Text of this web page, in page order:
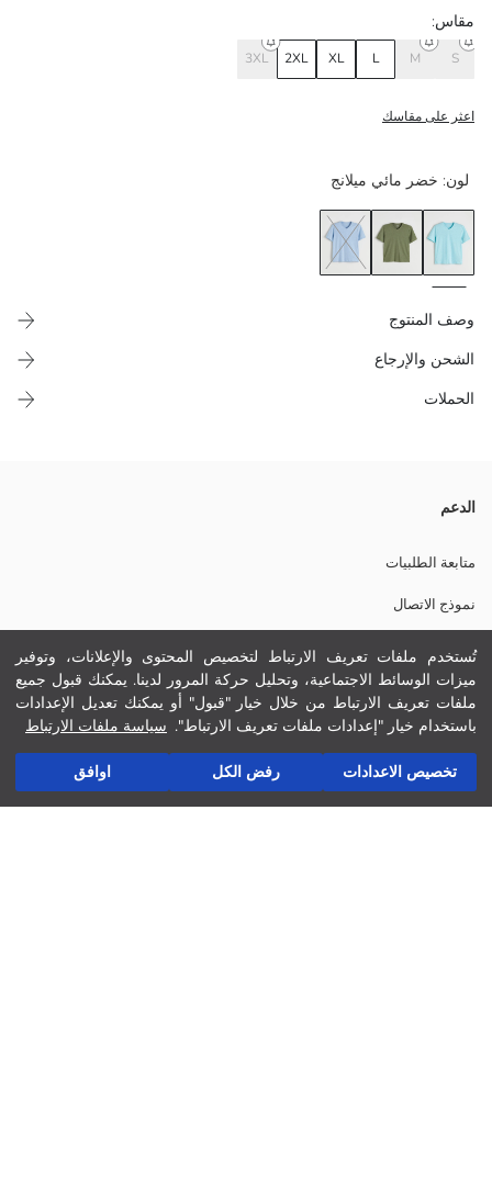
تُستخدم ملفات تعريف الارتباط لتخصيص المحتوى والإعلانات، وتوفير
ميزات الوسائط الاجتماعية، وتحليل حركة المرور لدينا. يمكنك قبول جميع
ملفات تعريف الارتباط من خلال خيار "قبول" أو يمكنك تعديل الإعدادات
باستخدام خيار "إعدادات ملفات تعريف الارتباط". سياسة ملفات الارتباط
تخصيص الاعدادات رفض الكل اوافق
لون: خضر مائي ميلانج
مقاس:
S
M
L
XL
2XL
3XL
اعثر على مقاسك
أضف إلى السلة
وصف المنتوج
الشحن والإرجاع
الحملات
قصير بتصميم بسيط و بدون نقش.
نسيج رئيسي:
الوزن:
تفاصيل الاستدامة:
نام تجاری:
نوع:
حجم :
ثوب:
الدعم
متابعة الطلبيات
نموذج الاتصال
0 800 000 529
مساعدة
أسئلة مكررة
الإرجاع